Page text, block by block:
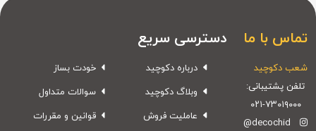
تماس با ما
شعب دکوچید
تلفن پشتیبانی:
۰۲۱-۷۳۰۱۹۰۰۰
@decochid
دسترسی سریع
درباره دکوچید
وبلاگ دکوچید
عاملیت فروش
خودت بساز
سوالات متداول
قوانین و مقررات